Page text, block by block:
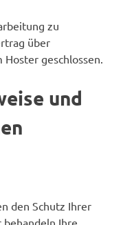
zu
über
geschlossen.
und
den Schutz Ihrer
behandeln Ihre